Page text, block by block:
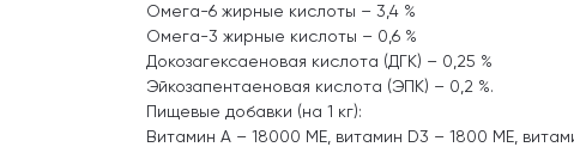
Омега-6 жирные кислоты – 3,4 %
Омега-3 жирные кислоты – 0,6 %
Докозагексаеновая кислота (ДГК) – 0,25 %
Эйкозапентаеновая кислота (ЭПК) – 0,2 %.
Пищевые добавки (на 1 кг):
Витамин А – 18000 ME, витамин D3 – 1800 ME,